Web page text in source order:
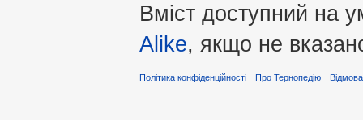
Вміст доступний на
Alike, якщо не
Політика конфіденційності Про Тернопедію